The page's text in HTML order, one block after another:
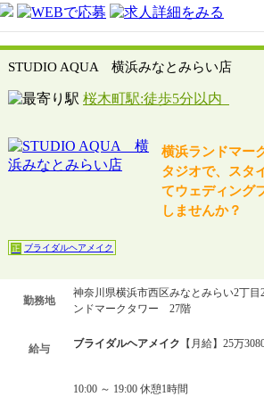
STUDIO AQUA 横浜みなとみらい店
桜木町駅:徒歩5分以内
横浜ランドマー
タジオで、スタ
てウェディング
しませんか？
正 ブライダルヘアメイク
勤務地
神奈川県横浜市西区みなとみらい2丁
ンドマークタワー 27階
給与 ブライダルヘアメイク 【月給】25万
10:00 ～ 19:00 休憩1時間